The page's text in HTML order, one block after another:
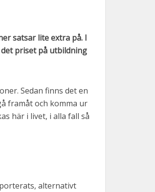
satsar lite extra på. I
priset på utbildning
Sedan finns det en
framåt och komma ur
här i livet, i alla fall så
alternativt